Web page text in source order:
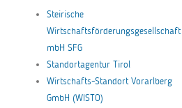
Steirische
Wirtschaftsförderungsgesellschaft
mbH SFG
Standortagentur Tirol
Wirtschafts-Standort Vorarlberg
GmbH (WISTO)